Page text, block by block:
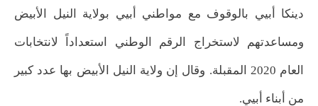
دينكا أبيي بالوقوف مع مواطني أبيي بولاية النيل الأبيض
ومساعدتهم لاستخراج الرقم الوطني استعداداً لانتخابات
العام 2020 المقبلة. وقال إن ولاية النيل الأبيض بها عدد كبير
من أبناء أبيي.